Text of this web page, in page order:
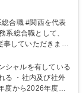
していただきま
に関係する各種業
将来のキャリアを
での現場育成や研
シャルを有している
る ・社内及び社外